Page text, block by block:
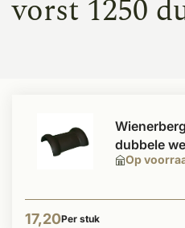
vorst 1250
Op
dubbele
17,20Per stuk